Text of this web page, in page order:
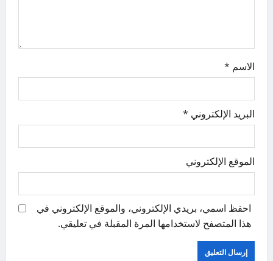
الاسم *
البريد الإلكتروني *
الموقع الإلكتروني
احفظ اسمي، بريدي الإلكتروني، والموقع الإلكتروني في
هذا المتصفح لاستخدامها المرة المقبلة في تعليقي.